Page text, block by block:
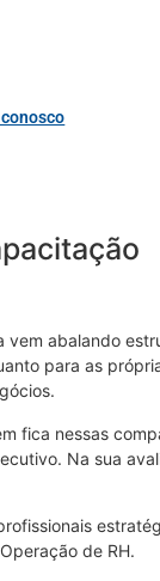
abalando
para as
fica nessas
Na sua
de RH.